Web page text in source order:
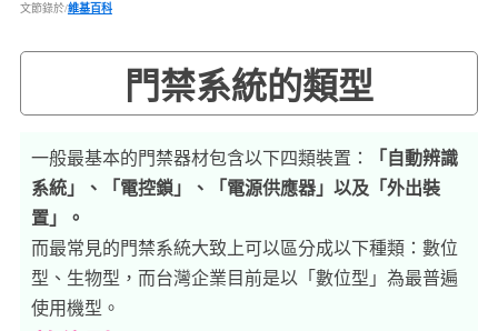
文節錄於/維基百科
門禁系統的類型
一般最基本的門禁器材包含以下四類裝置：
「自動辨識
系統」、「電控鎖」、「電源供應器」以及「外出裝
置」。
而最常見的門禁系統大致上可以區分成以下種類：數位
型、生物型，而台灣企業目前是以「數位型」為最普遍
使用機型。